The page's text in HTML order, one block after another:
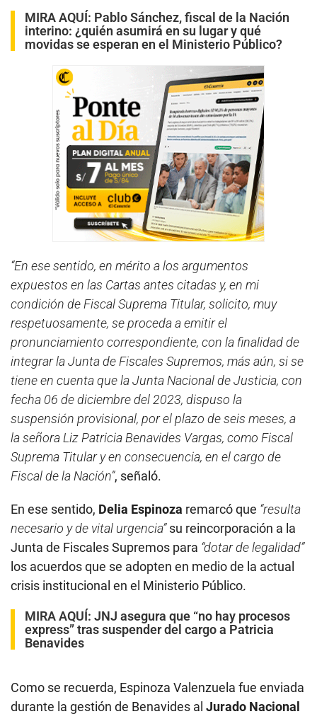
MIRA AQUÍ: Pablo Sánchez, fiscal de la Nación
interino: ¿quién asumirá en su lugar y qué
movidas se esperan en el Ministerio Público?
“En ese sentido, en mérito a los argumentos
expuestos en las Cartas antes citadas y, en mi
condición de Fiscal Suprema Titular, solicito, muy
respetuosamente, se proceda a emitir el
pronunciamiento correspondiente, con la finalidad de
integrar la Junta de Fiscales Supremos, más aún, si se
tiene en cuenta que la Junta Nacional de Justicia, con
fecha 06 de diciembre del 2023, dispuso la
suspensión provisional, por el plazo de seis meses, a
la señora Liz Patricia Benavides Vargas, como Fiscal
Suprema Titular y en consecuencia, en el cargo de
Fiscal de la Nación”, señaló.
En ese sentido, Delia Espinoza remarcó que “resulta
necesario y de vital urgencia”su reincorporación a la
Junta de Fiscales Supremos para “dotar de legalidad”
los acuerdos que se adopten en medio de la actual
crisis institucional en el Ministerio Público.
MIRA AQUÍ: JNJ asegura que “no hay procesos
express” tras suspender del cargo a Patricia
Benavides
Como se recuerda, Espinoza Valenzuela fue enviada
durante la gestión de Benavides al Jurado Nacional